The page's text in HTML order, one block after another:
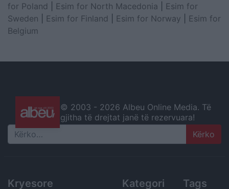
for Poland
Esim for North Macedonia
Esim for
Sweden
Esim for Finland Esim for Norway
Esim for
Belgium
© 2003 - 2026 Albeu Online Media. Të
gjitha të drejtat janë të rezervuara!
Search
Kryesore Kategori Tags